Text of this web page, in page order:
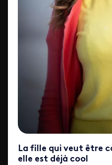
La fille qui veut être
elle est déjà cool